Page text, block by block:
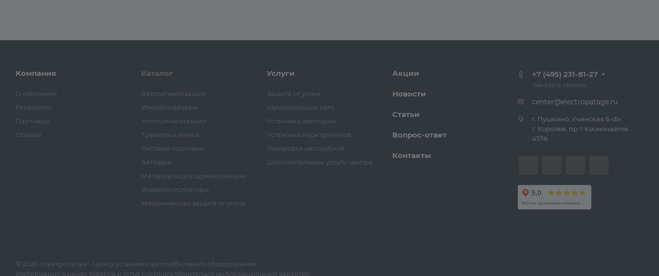
Компания
О компании
Реквизиты
Партнёры
Отзывы
Каталог
Автосигнализации
Иммобилайзеры
Мотосигнализации
Трекеры и маяки
Системы парковки
Автозвук
Материалы для шумоизоляции
Видеорегистраторы
Механическая защита от угона
Услуги
Защита от угона
Шумоизоляция авто
Установка автозвука
Установка парктроников
Тонировка автомобиля
Дополнительные услуги центра
Акции
Новости
Статьи
Вопрос-ответ
Контакты
+7 (495) 231-81-27
Заказать звонок
center@electropatage.ru
г. Пушкино, Учинская 6 «Б»
г. Королёв, пр-т Космонавтов
47/16
© 2026 Электропатаж - Центр установки автомобильного оборудования.
Информация о ценах товаров и услуг носит исключительно информационный характер